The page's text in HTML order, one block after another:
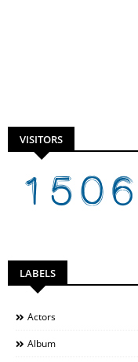
VISITORS
LABELS
Actors
Album